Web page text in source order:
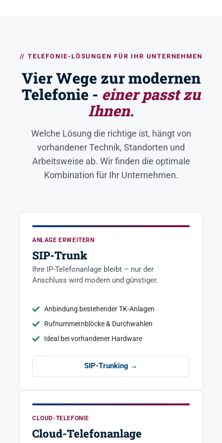
// TELEFONIE-LÖSUNGEN FÜR IHR UNTERNEHMEN
Vier Wege zur modernen
Telefonie - einer passt zu
Ihnen.
Welche Lösung die richtige ist, hängt von
vorhandener Technik, Standorten und
Arbeitsweise ab. Wir finden die optimale
Kombination für Ihr Unternehmen.
ANLAGE ERWEITERN
SIP-Trunk
Ihre IP-Telefonanlage bleibt – nur der
Anschluss wird modern und günstiger.
Anbindung bestehender TK-Anlagen
Rufnummernblöcke & Durchwahlen
Ideal bei vorhandener Hardware
SIP-Trunking →
CLOUD-TELEFONIE
Cloud-Telefonanlage